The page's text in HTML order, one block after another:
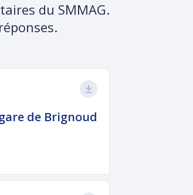
du SMMAG.
de Brignoud